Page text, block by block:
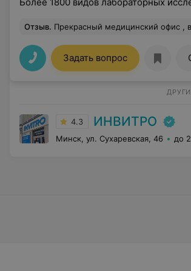
Отзыв. Прекрасный медицинский офис , все быстро
Задать вопрос
4.3 ИНВИТРО
Минск, ул. Сухаревская, 46 до